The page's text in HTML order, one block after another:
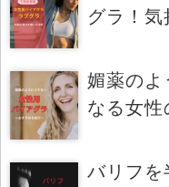
グラ！気
媚薬のよ
なる女性
バリフを